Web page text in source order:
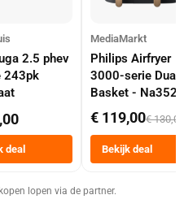
2.5 phev
243pk
deal
MediaMarkt
Philips Airfryer
3000-serie Dual
Basket -
Dubbele Mand 9
Tot 6 Personen
Heteluchtfriteuse
Zwart
€ 119,00€ 130,00
Bekijk deal
lopen via de partner.